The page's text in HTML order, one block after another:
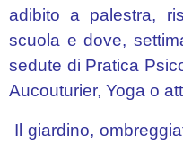
adibito a palestra,
scuola e dove,
sedute di Pratica
Aucouturier, Yoga o
Il giardino,